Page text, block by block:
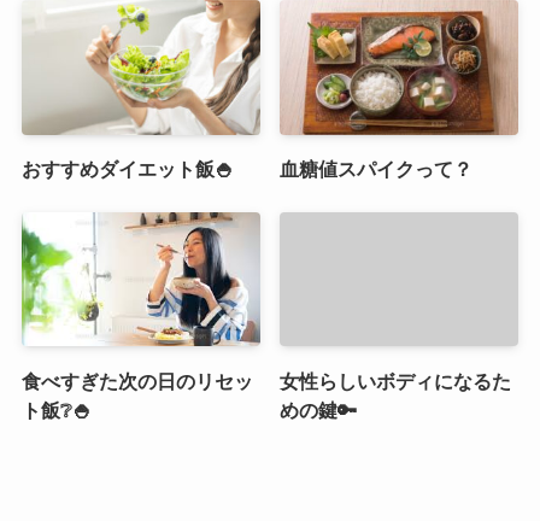
おすすめダイエット飯🍚 血糖値スパイクって？
食べすぎた次の日のリセッ
ト飯❔🍚
女性らしいボディになるた
めの鍵🔑